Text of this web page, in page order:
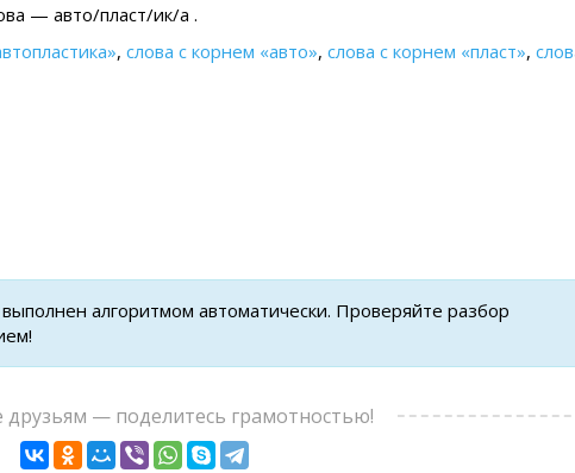
— авто/пласт/ик/а .
, слова с корнем «авто», слова с корнем «пласт»,
выполнен алгоритмом автоматически. Проверяйте разбор
друзьям — поделитесь грамотностью!